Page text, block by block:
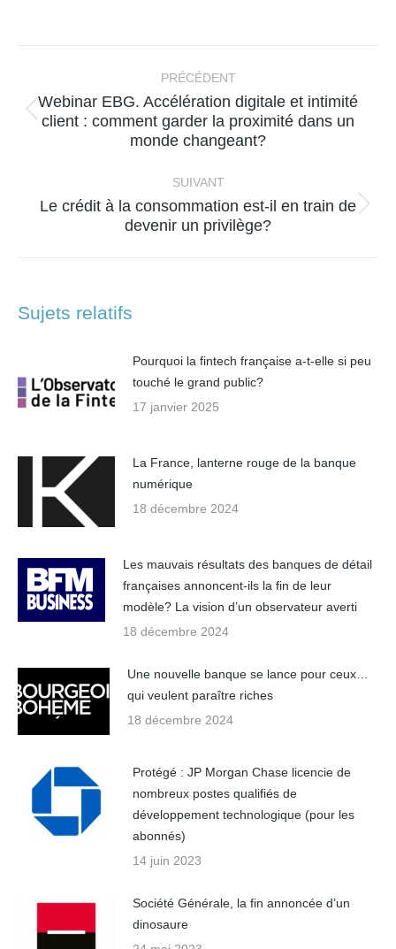
PRÉCÉDENT
Article
précédent
Webinar EBG. Accélération digitale et intimité
client : comment garder la proximité dans un
monde changeant?
SUIVANT
Article
suivant
Le crédit à la consommation est-il en train de
devenir un privilège?
Sujets relatifs
Pourquoi la fintech française a-t-elle si peu
touché le grand public?
17 janvier 2025
La France, lanterne rouge de la banque
numérique
18 décembre 2024
Les mauvais résultats des banques de détail
françaises annoncent-ils la fin de leur
modèle? La vision d’un observateur averti
18 décembre 2024
Une nouvelle banque se lance pour ceux…
qui veulent paraître riches
18 décembre 2024
Protégé : JP Morgan Chase licencie de
nombreux postes qualifiés de
développement technologique (pour les
abonnés)
14 juin 2023
Société Générale, la fin annoncée d’un
dinosaure